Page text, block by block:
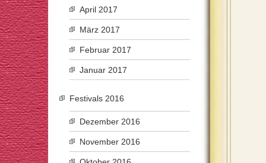
April 2017
März 2017
Februar 2017
Januar 2017
Festivals 2016
Dezember 2016
November 2016